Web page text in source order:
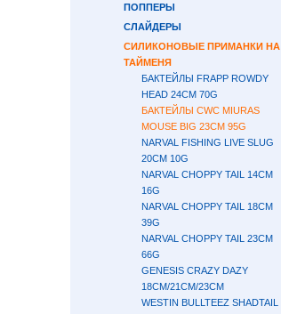
ПОППЕРЫ
СЛАЙДЕРЫ
СИЛИКОНОВЫЕ ПРИМАНКИ НА
ТАЙМЕНЯ
БАКТЕЙЛЫ FRAPP ROWDY
HEAD 24СМ 70G
БАКТЕЙЛЫ CWC MIURAS
MOUSE BIG 23СМ 95G
NARVAL FISHING LIVE SLUG
20CM 10G
NARVAL CHOPPY TAIL 14СМ
16G
NARVAL CHOPPY TAIL 18СМ
39G
NARVAL CHOPPY TAIL 23СМ
66G
GENESIS CRAZY DAZY
18СМ/21СМ/23СМ
WESTIN BULLTEEZ SHADTAIL